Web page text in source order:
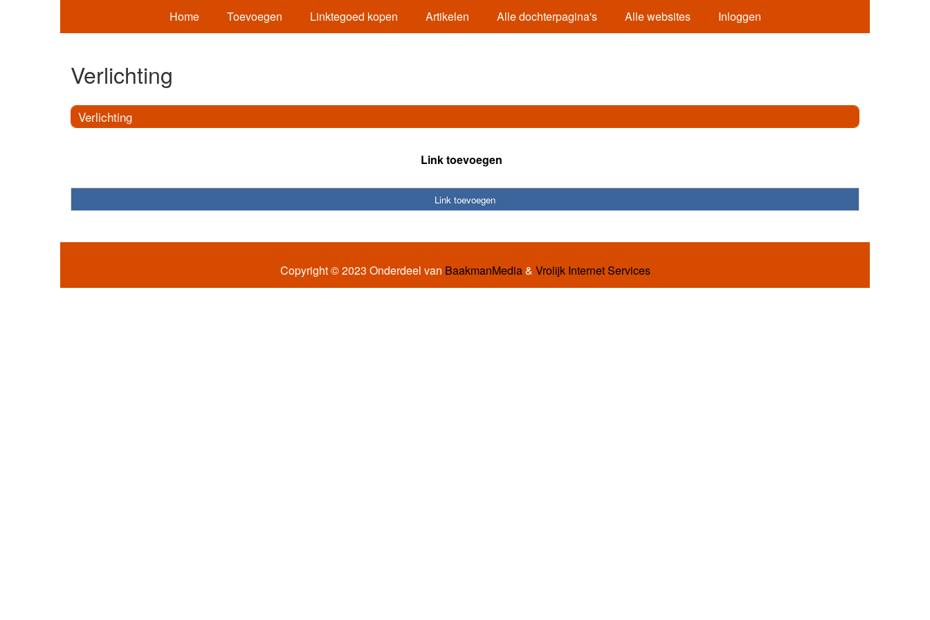
Home Toevoegen Linktegoed kopen Artikelen Alle dochterpagina's Alle websites Inloggen
Verlichting
Verlichting
Link toevoegen
Link toevoegen
Copyright © 2023 Onderdeel van BaakmanMedia& Vrolijk Internet Services